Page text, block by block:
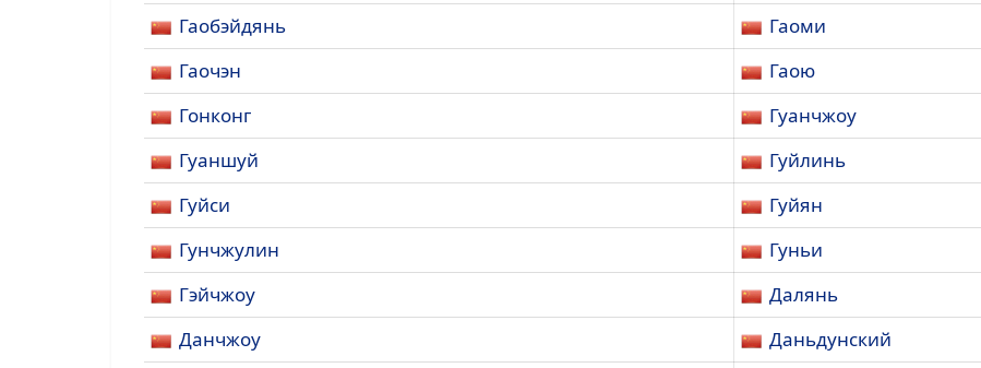
Гаобэйдянь Гаоми
Гаочэн Гаою
Гонконг Гуанчжоу
Гуаншуй Гуйлинь
Гуйси Гуйян
Гунчжулин Гуньи
Гэйчжоу Далянь
Данчжоу Даньдунский